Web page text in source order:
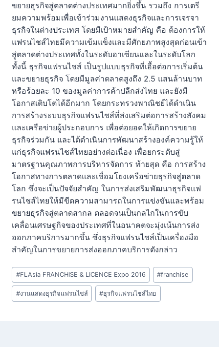
ขยายธุรกิจสู่ตลาดต่างประเทศมากยิ่งขึ้น รวมถึง การเตรี
ยมความพร้อมเพื่อเข้าร่วมงานแสดงธุรกิจและการเจรจา
ธุรกิจในต่างประเทศ โดยมีเป้าหมายสำคัญ คือ ต้องการให้
แฟรนไชส์ไทยมีความเข้มแข็งและมีศักยภาพสูงสุดก่อนเข้า
สู่ตลาดต่างประเทศทั้งในระดับอาเซียนและในระดับโลก
ทั้งนี้ ธุรกิจแฟรนไชส์ เป็นรูปแบบธุรกิจที่เอื้อต่อการเริ่มต้น
และขยายธุรกิจ โดยมีมูลค่าตลาดสูงถึง 2.5 แสนล้านบาท
หรือร้อยละ 10 ของมูลค่าการค้าปลีกส่งไทย และยังมี
โอกาสเติบโตได้อีกมาก โดยกระทรวงพาณิชย์ได้ดำเนิน
การสร้างระบบธุรกิจแฟรนไชส์ที่ส่งเสริมต่อการสร้างสังคม
และเครือข่ายผู้ประกอบการ เพื่อต่อยอดให้เกิดการขยาย
ธุรกิจร่วมกัน และได้ดำเนินการพัฒนาสร้างองค์ความรู้ให้
แก่ธุรกิจแฟรนไชส์ไทยอย่างต่อเนื่อง เพื่อยกระดับสู่
มาตรฐานคุณภาพการบริหารจัดการ ท้ายสุด คือ การสร้าง
โอกาสทางการตลาดและเชื่อมโยงเครือข่ายธุรกิจสู่ตลาด
โลก ซึ่งจะเป็นปัจจัยสำคัญ ในการส่งเสริมพัฒนาธุรกิจแฟ
รนไชส์ไทยให้มีขีดความสามารถในการแข่งขันและพร้อม
ขยายธุรกิจสู่ตลาดสากล ตลอดจนเป็นกลไกในการขับ
เคลื่อนเศรษฐกิจของประเทศที่ในอนาคตจะมุ่งเน้นการส่ง
ออกภาคบริการมากขึ้น ซึ่งธุรกิจแฟรนไชส์เป็นเครื่องมือ
สำคัญในการขยายการส่งออกภาคบริการดังกล่าว
Post
Tags:
#FLAsia FRANCHISE & LICENCE Expo 2016 #franchise
#งานแสดงธุรกิจแฟรนไชส์ #ธุรกิจแฟรนไชส์ไทย